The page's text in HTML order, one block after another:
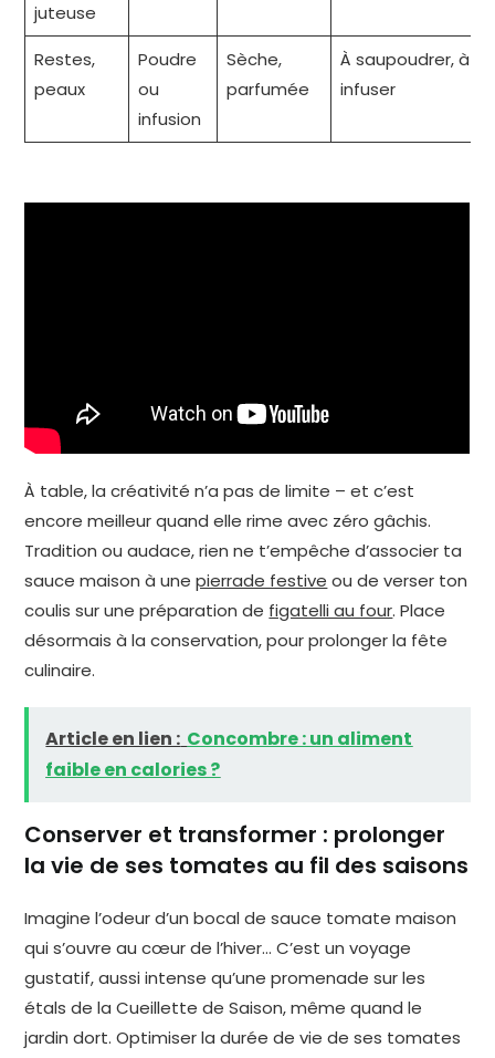
juteuse
Restes,
peaux
Poudre
ou
infusion
Sèche,
parfumée
À saupoudrer, à
infuser
À table, la créativité n’a pas de limite – et c’est
encore meilleur quand elle rime avec zéro gâchis.
Tradition ou audace, rien ne t’empêche d’associer ta
sauce maison à unepierrade festive ou de verser ton
coulis sur une préparation de figatelli au four. Place
désormais à la conservation, pour prolonger la fête
culinaire.
Article en lien : Concombre : un aliment
faible en calories ?
Conserver et transformer : prolonger
la vie de ses tomates au fil des saisons
Imagine l’odeur d’un bocal de sauce tomate maison
qui s’ouvre au cœur de l’hiver… C’est un voyage
gustatif, aussi intense qu’une promenade sur les
étals de la Cueillette de Saison, même quand le
jardin dort. Optimiser la durée de vie de ses tomates